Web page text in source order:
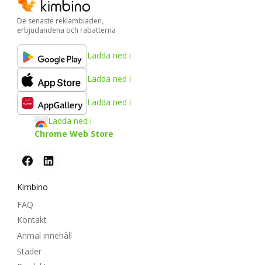
De senaste reklambladen,
erbjudandena och rabatterna
Ladda ned i
Ladda ned i
Ladda ned i
Ladda ned i
Chrome Web Store
Kimbino
FAQ
Kontakt
Anmäl innehåll
Städer